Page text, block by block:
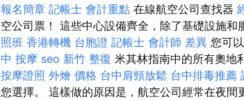
報名簡章 記帳士 會計重點 在線航空公司查找器
空公司票！ 這些中心設備齊全，除了基礎設施和
照班 香港轉機 台胞證 記帳士 會計師 差異 您可
中 按摩 seo 新竹 整復 米其林指南中的所有奧地
按摩證照 外燴 價格 台中肩頸放鬆 台中排毒推薦
您選擇。 這樣做的原因是，航空公司經常在夜間